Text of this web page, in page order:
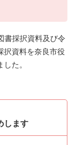
書採択資料及び令
択資料を奈良市役
た。
します